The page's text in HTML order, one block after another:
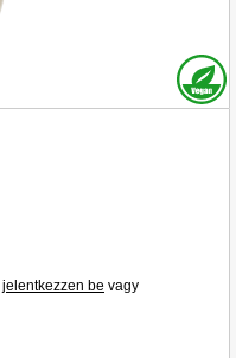
jelentkezzen be vagy